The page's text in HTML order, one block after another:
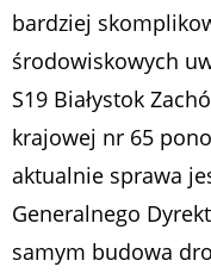
bardziej
środowiskowych
S19 Białystok
krajowej nr 65
aktualnie sprawa
Generalnego
samym budowa